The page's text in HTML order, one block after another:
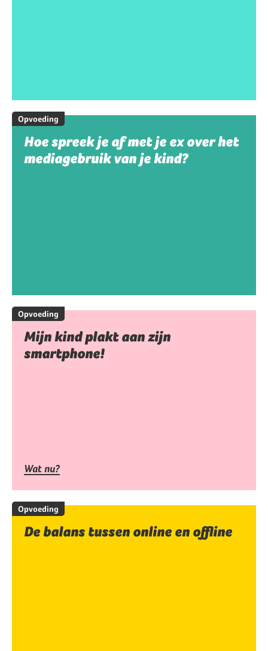
Opvoeding
Hoe spreek je af met je ex over het
mediagebruik van je kind?
Opvoeding
Mijn kind plakt aan zijn
smartphone!
Wat nu?
Opvoeding
De balans tussen online en offline